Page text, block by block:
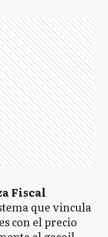
Fiscal
que vincula
con el precio